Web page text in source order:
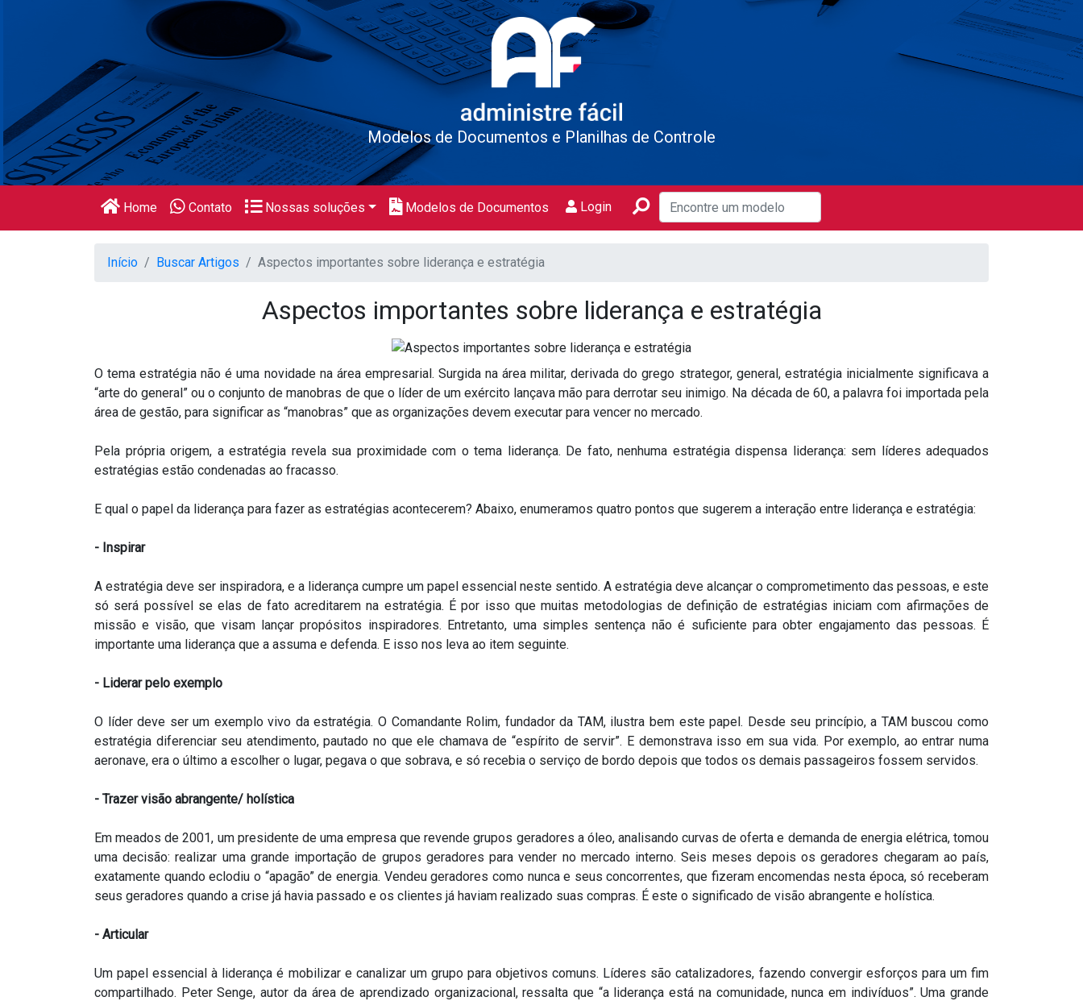
Modelos de Documentos e Planilhas de Controle
Home Contato Nossas soluções Modelos de Documentos Login
Início Buscar Artigos Aspectos importantes sobre liderança e estratégia
Aspectos importantes sobre liderança e estratégia
O tema estratégia não é uma novidade na área empresarial. Surgida na área militar, derivada do grego strategor, general, estratégia inicialmente significava a
“arte do general” ou o conjunto de manobras de que o líder de um exército lançava mão para derrotar seu inimigo. Na década de 60, a palavra foi importada pela
área de gestão, para significar as “manobras” que as organizações devem executar para vencer no mercado.
Pela própria origem, a estratégia revela sua proximidade com o tema liderança. De fato, nenhuma estratégia dispensa liderança: sem líderes adequados
estratégias estão condenadas ao fracasso.
E qual o papel da liderança para fazer as estratégias acontecerem? Abaixo, enumeramos quatro pontos que sugerem a interação entre liderança e estratégia:
- Inspirar
A estratégia deve ser inspiradora, e a liderança cumpre um papel essencial neste sentido. A estratégia deve alcançar o comprometimento das pessoas, e este
só será possível se elas de fato acreditarem na estratégia. É por isso que muitas metodologias de definição de estratégias iniciam com afirmações de
missão e visão, que visam lançar propósitos inspiradores. Entretanto, uma simples sentença não é suficiente para obter engajamento das pessoas. É
importante uma liderança que a assuma e defenda. E isso nos leva ao item seguinte.
- Liderar pelo exemplo
O líder deve ser um exemplo vivo da estratégia. O Comandante Rolim, fundador da TAM, ilustra bem este papel. Desde seu princípio, a TAM buscou como
estratégia diferenciar seu atendimento, pautado no que ele chamava de “espírito de servir”. E demonstrava isso em sua vida. Por exemplo, ao entrar numa
aeronave, era o último a escolher o lugar, pegava o que sobrava, e só recebia o serviço de bordo depois que todos os demais passageiros fossem servidos.
- Trazer visão abrangente/ holística
Em meados de 2001, um presidente de uma empresa que revende grupos geradores a óleo, analisando curvas de oferta e demanda de energia elétrica, tomou
uma decisão: realizar uma grande importação de grupos geradores para vender no mercado interno. Seis meses depois os geradores chegaram ao país,
exatamente quando eclodiu o “apagão” de energia. Vendeu geradores como nunca e seus concorrentes, que fizeram encomendas nesta época, só receberam
seus geradores quando a crise já havia passado e os clientes já haviam realizado suas compras. É este o significado de visão abrangente e holística.
- Articular
Um papel essencial à liderança é mobilizar e canalizar um grupo para objetivos comuns. Líderes são catalizadores, fazendo convergir esforços para um fim
compartilhado. Peter Senge, autor da área de aprendizado organizacional, ressalta que “a liderança está na comunidade, nunca em indivíduos”. Uma grande